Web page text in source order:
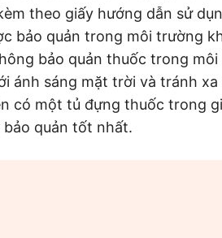
theo giấy hướng dẫn sử
bảo quản trong môi trường
bảo quản thuốc trong
ánh sáng mặt trời và tránh
có một tủ đựng thuốc trong
bảo quản tốt nhất.